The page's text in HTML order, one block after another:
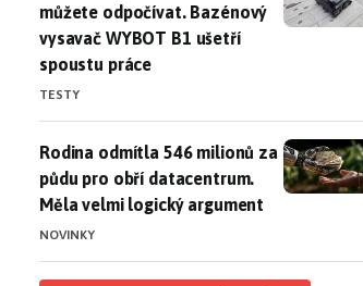
můžete odpočívat. Bazénový
vysavač WYBOT B1 ušetří
spoustu práce
TESTY
Rodina odmítla 546 milionů za půdu
Rodina odmítla 546 milionů za
půdu pro obří datacentrum.
Měla velmi logický argument
NOVINKY